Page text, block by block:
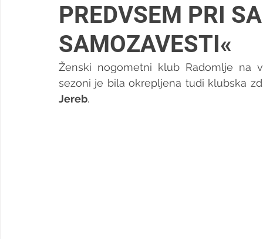
PREDVSEM PRI
SAMOZAVESTI«
Ženski nogometni klub Radomlje na
sezoni je bila okrepljena tudi klubska
Jereb.